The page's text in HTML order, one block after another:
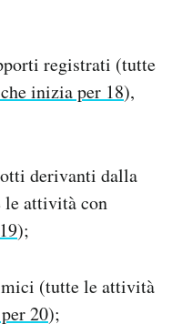
registrati (tutte
inizia per 18),
derivanti dalla
attività con
);
(tutte le attività
20);